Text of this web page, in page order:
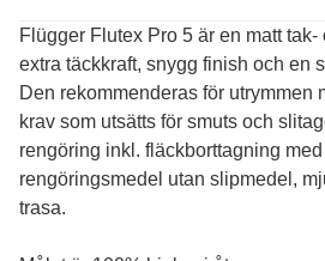
Flügger Flutex Pro 5 är en matt tak-
extra täckkraft, snygg finish och en
Den rekommenderas för utrymmen
krav som utsätts för smuts och
rengöring inkl. fläckborttagning
rengöringsmedel utan slipmedel,
trasa.